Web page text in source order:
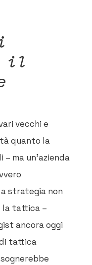
il
vecchi e
quanto la
ma un’azienda
strategia non
la tattica –
ancora oggi
tattica